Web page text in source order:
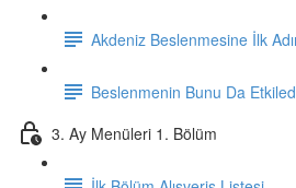
Akdeniz Beslenmesine İlk
Beslenmenin Bunu Da
3. Ay Menüleri 1. Bölüm